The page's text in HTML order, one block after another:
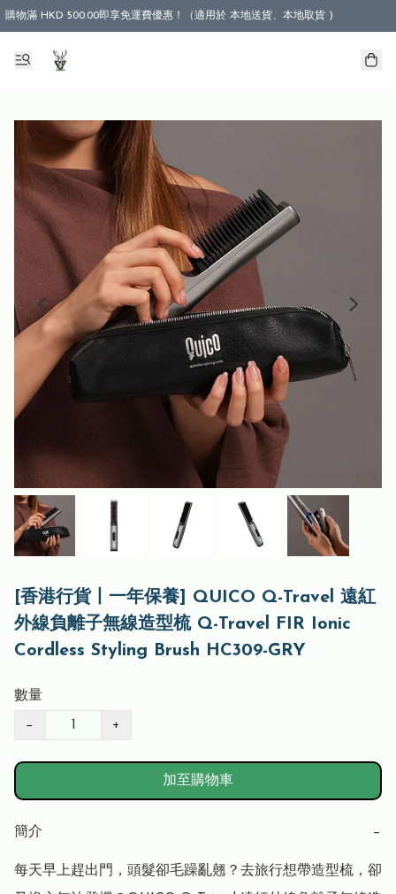
購物滿 HKD 500.00即享免運費優惠！（適用於 本地送貨、本地取貨 )
[香港行貨丨一年保養] QUICO Q-Travel 遠紅
外線負離子無線造型梳 Q-Travel FIR Ionic
Cordless Styling Brush HC309-GRY
數量
− +
加至購物車
簡介 −
每天早上趕出門，頭髮卻毛躁亂翹？去旅行想帶造型梳，卻